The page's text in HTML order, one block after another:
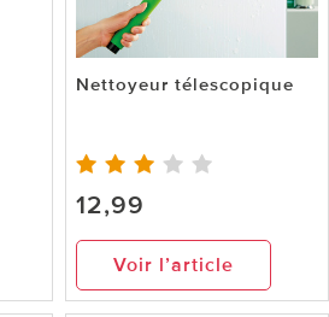
Nettoyeur télescopique
12,99
Voir l’article